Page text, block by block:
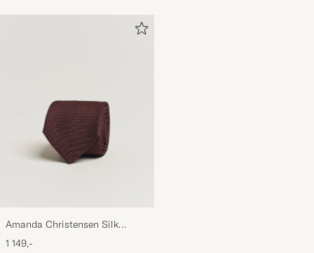
Amanda Christensen Silk
Grenadine 8 cm Tie Wine
1 149,-